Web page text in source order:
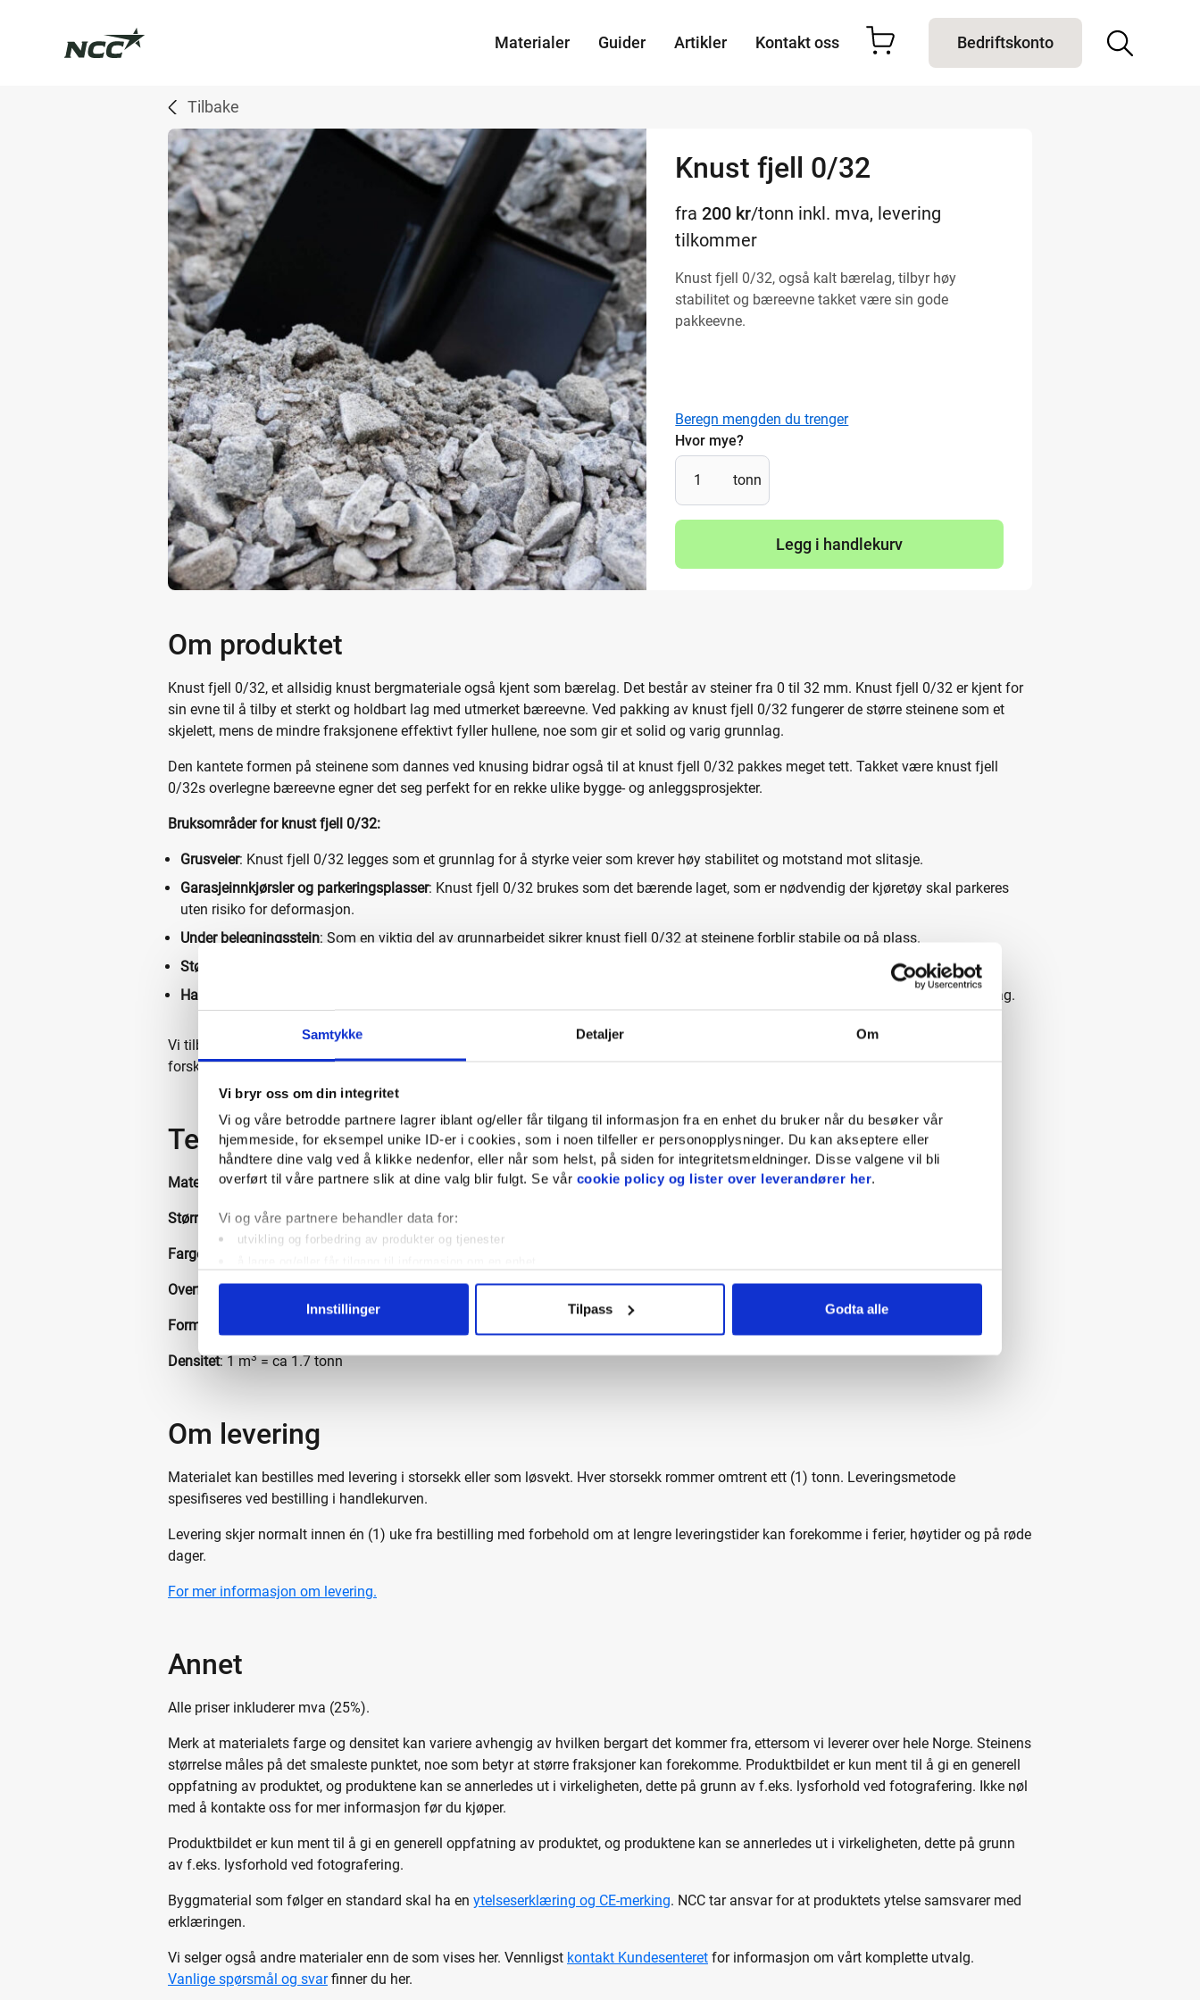
Samtykke Detaljer Om
Vi bryr oss om din integritet
Vi og våre betrodde partnere lagrer iblant og/eller får tilgang til informasjon fra en enhet du bruker når du besøker vår
hjemmeside, for eksempel unike ID-er i cookies, som i noen tilfeller er personopplysninger. Du kan akseptere eller
håndtere dine valg ved å klikke nedenfor, eller når som helst, på siden for integritetsmeldninger. Disse valgene vil bli
overført til våre partnere slik at dine valg blir fulgt. Se vår cookie policy og lister over leverandører her.
Vi og våre partnere behandler data for:
utvikling og forbedring av produkter og tjenester
grunnleggende annonsering og annonsemåling
persontilpasset annonseprofil og visning
Innstillinger Tilpass Godta alle
Materialer Guider Artikler Kontakt oss Bedriftskonto
Tilbake
Knust fjell 0/32
fra 200 kr/tonn inkl. mva, levering
tilkommer
Knust fjell 0/32, også kalt bærelag, tilbyr høy
stabilitet og bæreevne takket være sin gode
pakkeevne.
Beregn mengden du trenger
Hvor mye?
tonn
Legg i handlekurv
Om produktet
Knust fjell 0/32, et allsidig knust bergmateriale også kjent som bærelag. Det består av steiner fra 0 til 32 mm. Knust fjell 0/32 er kjent for
sin evne til å tilby et sterkt og holdbart lag med utmerket bæreevne. Ved pakking av knust fjell 0/32 fungerer de større steinene som et
skjelett, mens de mindre fraksjonene effektivt fyller hullene, noe som gir et solid og varig grunnlag.
Den kantete formen på steinene som dannes ved knusing bidrar også til at knust fjell 0/32 pakkes meget tett. Takket være knust fjell
0/32s overlegne bæreevne egner det seg perfekt for en rekke ulike bygge- og anleggsprosjekter.
Bruksområder for knust fjell 0/32:
Grusveier: Knust fjell 0/32 legges som et grunnlag for å styrke veier som krever høy stabilitet og motstand mot slitasje.
Garasjeinnkjørsler og parkeringsplasser: Knust fjell 0/32 brukes som det bærende laget, som er nødvendig der kjøretøy skal parkeres
uten risiko for deformasjon.
Under belegningsstein: Som en viktig del av grunnarbeidet sikrer knust fjell 0/32 at steinene forblir stabile og på plass.
Støping av såle
: Skal du støpe en såle til for eksempel garasje, legges knust fjell 0/32 under betongplaten som et bærelag.
Hageprosjekter
: Knust fjell 0/32 brukes med fordel i hage- og anleggsprosjekter som fyllmasse for å sikre et stabilt og varig grunnlag.
Vi tilbyr knust fjell i flere fraksjoner, som 0/16-0/20 og 0/32 mm. Hver størrelse har sine unike egenskaper som gjør dem egnet for
forskjellige bruksområder.Les mer om våre øvrige knustfjellprodukter
Teknisk informasjon
Materialtype: Knust fjell
Størrelsesintervall: 0-32 millimeter
Farge
Overflatebehandling
Form
Densitet: 1 m3 = ca 1.7 tonn
Om levering
Materialet kan bestilles med levering i storsekk eller som løsvekt. Hver storsekk rommer omtrent ett (1) tonn. Leveringsmetode
spesifiseres ved bestilling i handlekurven.
Levering skjer normalt innen én (1) uke fra bestilling med forbehold om at lengre leveringstider kan forekomme i ferier, høytider og på røde
dager.
For mer informasjon om levering.
Annet
Alle priser inkluderer mva (25%).
Merk at materialets farge og densitet kan variere avhengig av hvilken bergart det kommer fra, ettersom vi leverer over hele Norge. Steinens
størrelse måles på det smaleste punktet, noe som betyr at større fraksjoner kan forekomme. Produktbildet er kun ment til å gi en generell
oppfatning av produktet, og produktene kan se annerledes ut i virkeligheten, dette på grunn av f.eks. lysforhold ved fotografering. Ikke nøl
med å kontakte oss for mer informasjon før du kjøper.
Produktbildet er kun ment til å gi en generell oppfatning av produktet, og produktene kan se annerledes ut i virkeligheten, dette på grunn
av f.eks. lysforhold ved fotografering.
Byggmaterial som følger en standard skal ha en ytelseserklæring og CE-merking. NCC tar ansvar for at produktets ytelse samsvarer med
erklæringen.
Vi selger også andre materialer enn de som vises her. Vennligst kontakt Kundesenteret for informasjon om vårt komplette utvalg.
Vanlige spørsmål og svarfinner du her.